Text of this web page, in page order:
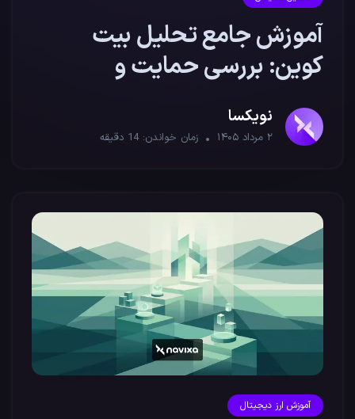
آموزش جامع تحلیل بیت
کوین: بررسی حمایت و
مقاومت‌های کلیدی
نویکسا
۲ مرداد ۱۴۰۵ زمان خواندن:14 دقیقه
آموزش ارز دیجیتال